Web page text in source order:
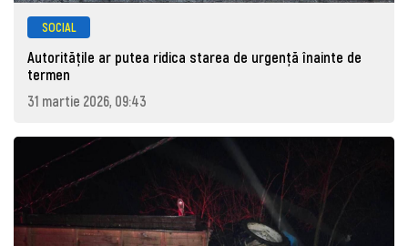
SOCIAL
Autoritățile ar putea ridica starea de urgență înainte de
termen
31 martie 2026, 09:43